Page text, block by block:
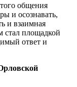
общения
и осознавать,
и взаимная
стал площадкой
ответ и